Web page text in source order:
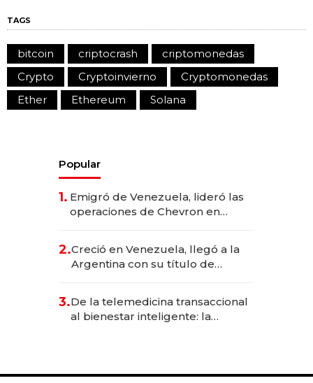
TAGS
bitcoin criptocrash
criptomonedas
Crypto
Cryptoinvierno
Cryptomonedas
Ether
Ethereum Solana
Popular
1. Emigró de Venezuela, lideró las
operaciones de Chevron en
2.Creció en Venezuela, llegó a la
Argentina con su título de
las marcas "fast premium"
3.De la telemedicina transaccional
al bienestar inteligente: la